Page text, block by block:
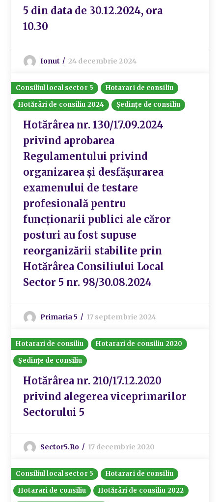
5 din data de 30.12.2024, ora
10.30
Ionut 24 decembrie 2024
Consiliul local sector 5
Hotarari de consiliu
Hotărâri de consiliu 2024
Ședințe de consiliu
Hotărârea nr. 130/17.09.2024
privind aprobarea
Regulamentului privind
organizarea și desfășurarea
examenului de testare
profesională pentru
funcționarii publici ale căror
posturi au fost supuse
reorganizării stabilite prin
Hotărârea Consiliului Local
Sector 5 nr. 98/30.08.2024
Primaria 5 17 septembrie 2024
Hotarari de consiliu
Hotarari de consiliu 2020
Ședințe de consiliu
Hotărârea nr. 210/17.12.2020
privind alegerea viceprimarilor
Sectorului 5
Sector5.ro 17 decembrie 2020
Consiliul local sector 5
Hotarari de consiliu
Hotarari de consiliu
Hotărâri de consiliu 2022